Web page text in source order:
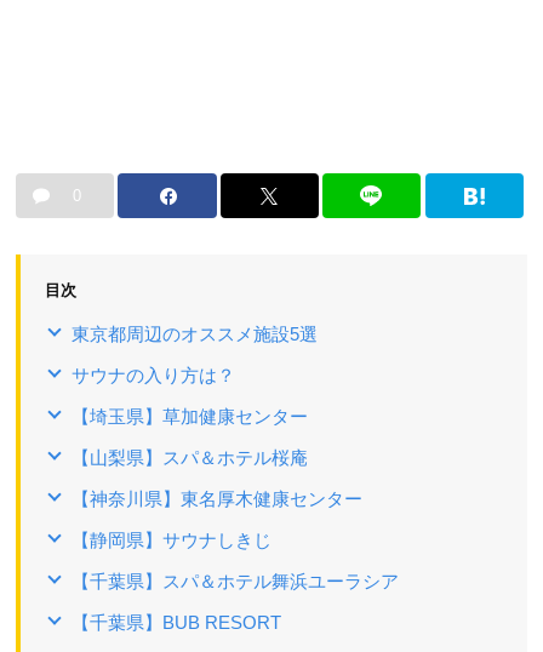
0
目次
東京都周辺のオススメ施設5選
サウナの入り方は？
【埼玉県】草加健康センター
【山梨県】スパ＆ホテル桜庵
【神奈川県】東名厚木健康センター
【静岡県】サウナしきじ
【千葉県】スパ＆ホテル舞浜ユーラシア
【千葉県】BUB RESORT